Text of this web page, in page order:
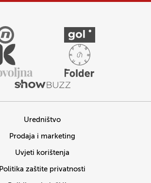
Uredništvo
Prodaja i marketing
Uvjeti korištenja
Politika zaštite privatnosti